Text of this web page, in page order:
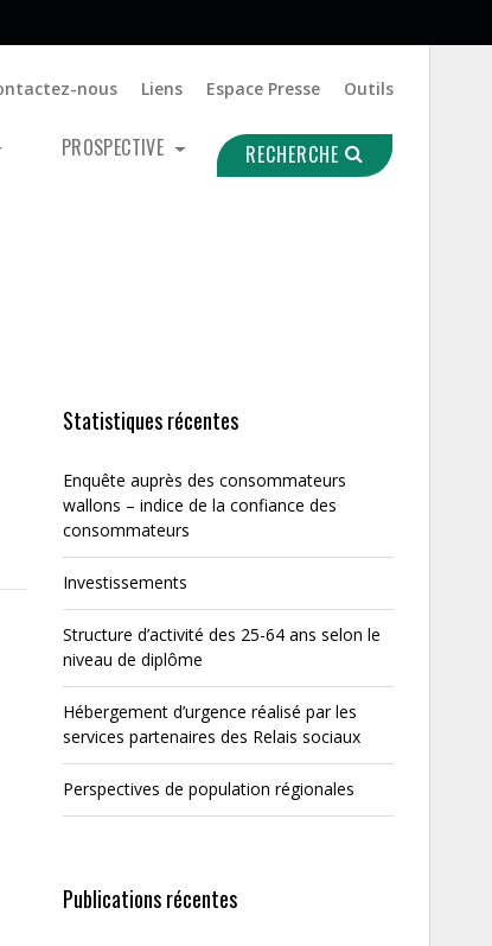
nous Liens Espace Presse Outils
PROSPECTIVE RECHERCHE
Statistiques récentes
Enquête auprès des consommateurs
wallons – indice de la confiance des
consommateurs
Investissements
Structure d’activité des 25-64 ans selon le
niveau de diplôme
Hébergement d’urgence réalisé par les
services partenaires des Relais sociaux
Perspectives de population régionales
Publications récentes